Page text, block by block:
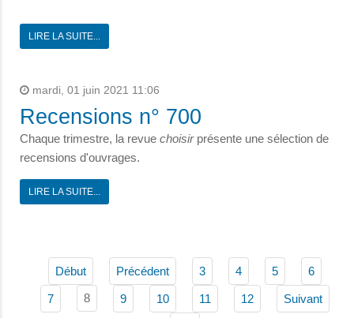
LIRE LA SUITE...
mardi, 01 juin 2021 11:06
Recensions n° 700
Chaque trimestre, la revue choisirprésente une sélection de
recensions d'ouvrages.
LIRE LA SUITE...
Début Précédent 3 4 5 6
7 8 9 10 11 12 Suivant